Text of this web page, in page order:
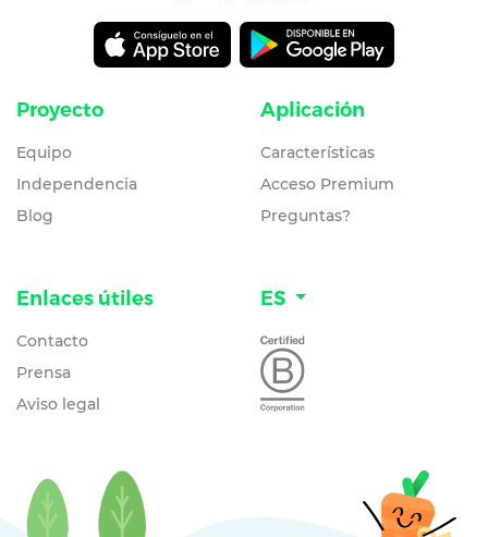
Proyecto
Equipo
Independencia
Blog
Aplicación
Características
Acceso Premium
Preguntas?
Enlaces útiles
Contacto
Prensa
Aviso legal
ES